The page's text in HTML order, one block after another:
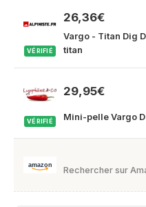
VÉRIFIÉ
Vargo - Titan Dig
titan
26,36€
VÉRIFIÉ Mini-pelle Vargo
29,95€
Rechercher sur